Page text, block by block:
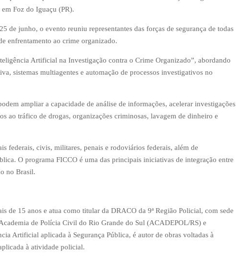
Foz do Iguaçu (PR).
de junho, o evento reuniu representantes das forças de segurança de todas
enfrentamento ao crime organizado.
Artificial na Investigação contra o Crime Organizado”, abordando
sistemas multiagentes e automação de processos investigativos no
ampliar a capacidade de análise de informações, acelerar investigações
ao tráfico de drogas, organizações criminosas, lavagem de dinheiro e
federais, civis, militares, penais e rodoviários federais, além de
O programa FICCO é uma das principais iniciativas de integração entre
no Brasil.
de 15 anos e atua como titular da DRACO da 9ª Região Policial, com sede
de Polícia Civil do Rio Grande do Sul (ACADEPOL/RS) e
Artificial aplicada à Segurança Pública, é autor de obras voltadas à
à atividade policial.